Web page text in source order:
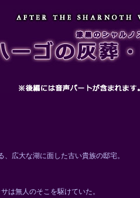
広大な湖に面した古い貴族の邸宅。
は無人のそこを駆けていた。